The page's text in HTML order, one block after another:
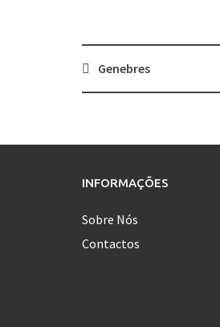
Post
Genebres
INFORMAÇÕES
Sobre Nós
Contactos